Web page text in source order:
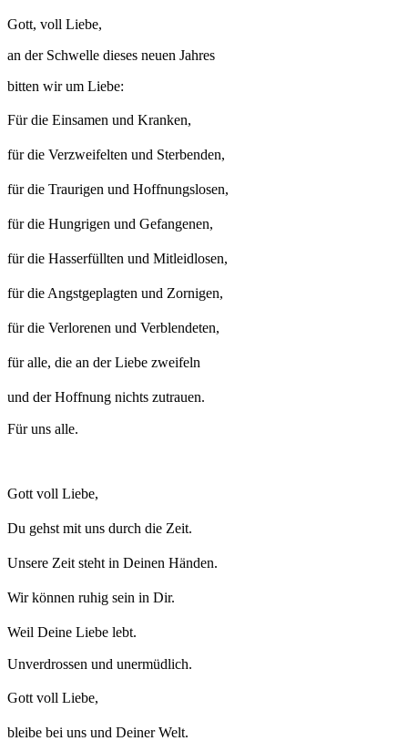
Gott, voll Liebe,
an der Schwelle dieses neuen Jahres
bitten wir um Liebe:
Für die Einsamen und Kranken,
für die Verzweifelten und Sterbenden,
für die Traurigen und Hoffnungslosen,
für die Hungrigen und Gefangenen,
für die Hasserfüllten und Mitleidlosen,
für die Angstgeplagten und Zornigen,
für die Verlorenen und Verblendeten,
für alle, die an der Liebe zweifeln
und der Hoffnung nichts zutrauen.
Für uns alle.
Gott voll Liebe,
Du gehst mit uns durch die Zeit.
Unsere Zeit steht in Deinen Händen.
Wir können ruhig sein in Dir.
Weil Deine Liebe lebt.
Unverdrossen und unermüdlich.
Gott voll Liebe,
bleibe bei uns und Deiner Welt.